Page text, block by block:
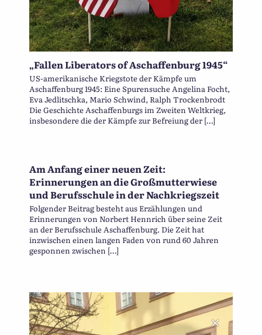
„Fallen Liberators of Aschaffenburg 1945“
US-amerikanische Kriegstote der Kämpfe um
Aschaffenburg 1945: Eine Spurensuche Angelina Focht,
Eva Jedlitschka, Mario Schwind, Ralph Trockenbrodt
Die Geschichte Aschaffenburgs im Zweiten Weltkrieg,
insbesondere die der Kämpfe zur Befreiung der […]
Am Anfang einer neuen Zeit:
Erinnerungen an die Großmutterwiese
und Berufsschule in der Nachkriegszeit
Folgender Beitrag besteht aus Erzählungen und
Erinnerungen von Norbert Hennrich über seine Zeit
an der Berufsschule Aschaffenburg. Die Zeit hat
inzwischen einen langen Faden von rund 60 Jahren
gesponnen zwischen […]